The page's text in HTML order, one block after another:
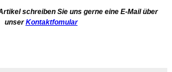
schreiben Sie uns gerne eine E-Mail über
unserKontaktfomular